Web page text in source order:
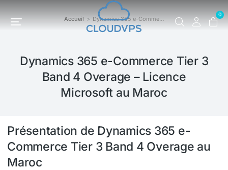
0
Vous êtes ici :Accueil Dynamics 365 e-Comme…
Dynamics 365 e-Commerce Tier 3
Band 4 Overage – Licence
Microsoft au Maroc
Présentation de Dynamics 365 e-
Commerce Tier 3 Band 4 Overage au
Maroc